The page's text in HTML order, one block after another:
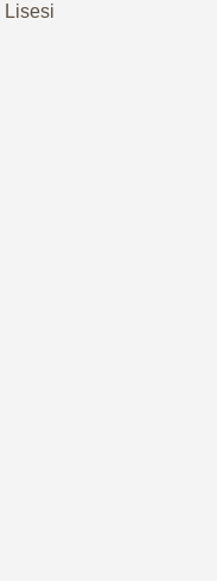
Lisesi